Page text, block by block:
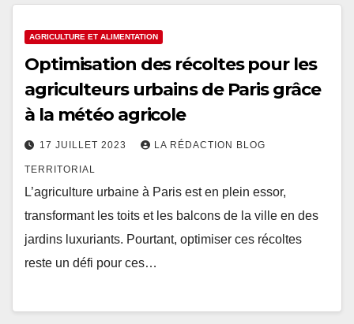
AGRICULTURE ET ALIMENTATION
Optimisation des récoltes pour les
agriculteurs urbains de Paris grâce
à la météo agricole
17 JUILLET 2023 LA RÉDACTION BLOG
TERRITORIAL
L’agriculture urbaine à Paris est en plein essor,
transformant les toits et les balcons de la ville en des
jardins luxuriants. Pourtant, optimiser ces récoltes
reste un défi pour ces…